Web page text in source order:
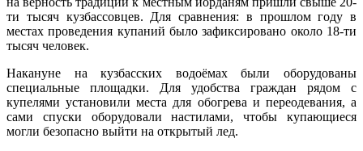
ти тысяч кузбассовцев. Для сравнения: в прошлом году в
местах проведения купаний было зафиксировано около 18-ти
тысяч человек.
Накануне на кузбасских водоёмах были оборудованы
специальные площадки. Для удобства граждан рядом с
купелями установили места для обогрева и переодевания, а
сами спуски оборудовали настилами, чтобы купающиеся
могли безопасно выйти на открытый лед.